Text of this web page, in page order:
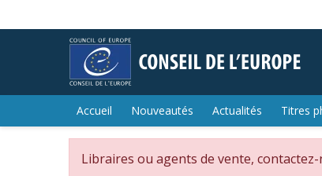
Accueil Nouveautés Actualités Titres
Libraires ou agents de vente,